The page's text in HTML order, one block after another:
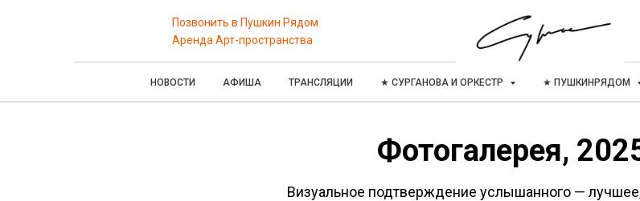
Позвонить в Пушкин Рядом
Аренда Арт-пространства
НОВОСТИ АФИША ТРАНСЛЯЦИИ ★ СУРГАНОВА И ОРКЕСТР ★ ПУШКИНРЯДОМ
Фотогалерея,
Визуальное подтверждение услышанного —